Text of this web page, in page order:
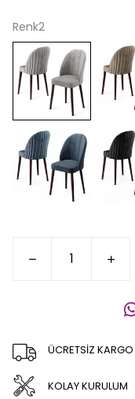
Renk2
ÜCRETSİZ KARGO
KOLAY KURULUM